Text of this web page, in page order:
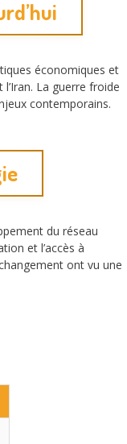
économiques et
La guerre froide
contemporains.
du réseau
et l’accès à
ont vu une